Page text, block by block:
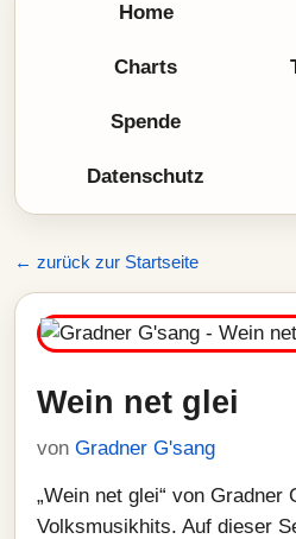
Home
Charts
Spende
Datenschutz
← zurück zur Startseite
Wein net glei
von Gradner G'sang
„Wein net glei“ von Gradner
Volksmusikhits. Auf dieser